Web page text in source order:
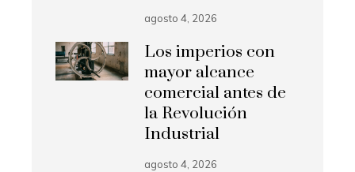
agosto 4, 2026
Los imperios con
mayor alcance
comercial antes de
la Revolución
Industrial
agosto 4, 2026